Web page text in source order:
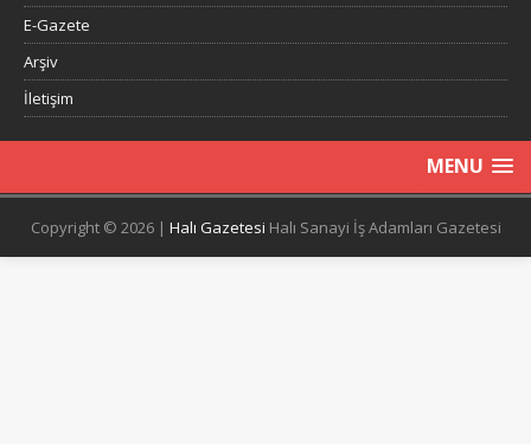
E-Gazete
Arşiv
İletişim
MENU
Copyright © 2026 | Halı Gazetesi Halı Sanayi İş Adamları Gazetesi